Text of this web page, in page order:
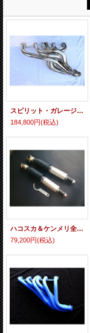
スピリット・ガレージ ケンメリK/GC110用オールステン・48パイ等長タコ足
184,800円(税込)
ハコスカ＆ケンメリ全長調整式＆減衰力ダイヤル調整リアショートアブソーバー
79,200円(税込)